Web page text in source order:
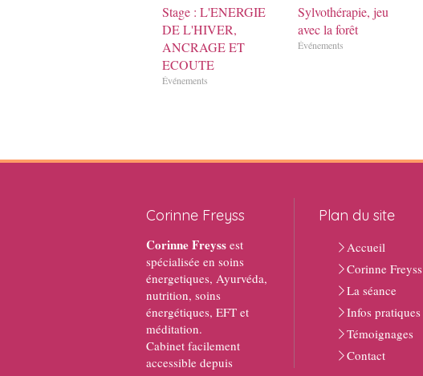
Stage : L'ENERGIE
DE L'HIVER,
ANCRAGE ET
ECOUTE
Événements
Sylvothérapie, jeu
avec la forêt
Événements
Corinne Freyss
Corinne Freyss est
spécialisée en soins
énergetiques, Ayurvéda,
nutrition, soins
énergétiques, EFT et
méditation.
Cabinet facilement
accessible depuis
Plan du site
Accueil
Corinne Freyss
La séance
Infos pratiques
Témoignages
Contact